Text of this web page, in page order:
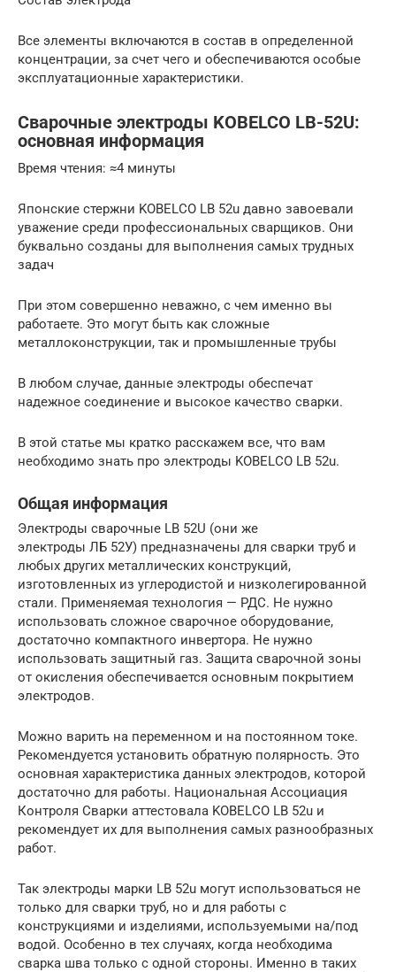
Все элементы включаются в состав в определенной
концентрации, за счет чего и обеспечиваются особые
эксплуатационные характеристики.
Сварочные электроды KOBELCO LB-52U:
основная информация
Время чтения: ≈4 минуты
Японские стержни KOBELCO LB 52u давно завоевали
уважение среди профессиональных сварщиков. Они
буквально созданы для выполнения самых трудных
задач
При этом совершенно неважно, с чем именно вы
работаете. Это могут быть как сложные
металлоконструкции, так и промышленные трубы
В любом случае, данные электроды обеспечат
надежное соединение и высокое качество сварки.
В этой статье мы кратко расскажем все, что вам
необходимо знать про электроды KOBELCO LB 52u.
Общая информация
Электроды сварочные LB 52U (они же
электроды ЛБ 52У) предназначены для сварки труб и
любых других металлических конструкций,
изготовленных из углеродистой и низколегированной
стали. Применяемая технология — РДС. Не нужно
использовать сложное сварочное оборудование,
достаточно компактного инвертора. Не нужно
использовать защитный газ. Защита сварочной зоны
от окисления обеспечивается основным покрытием
электродов.
Можно варить на переменном и на постоянном токе.
Рекомендуется установить обратную полярность. Это
основная характеристика данных электродов, которой
достаточно для работы. Национальная Ассоциация
Контроля Сварки аттестовала KOBELCO LB 52u и
рекомендует их для выполнения самых разнообразных
работ.
Так электроды марки LB 52u могут использоваться не
только для сварки труб, но и для работы с
конструкциями и изделиями, используемыми на/под
водой. Особенно в тех случаях, когда необходима
сварка шва только с одной стороны. Именно в таких